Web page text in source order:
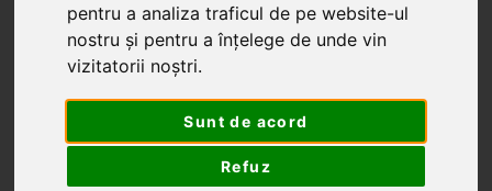
pentru a analiza traficul de pe website-ul
nostru și pentru a înțelege de unde vin
vizitatorii noștri.
Sunt de acord
Refuz
PROIECTARE STRUCTURI METALICE